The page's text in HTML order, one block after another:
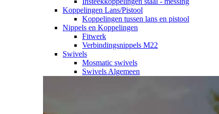
Koppelingen Lans/Pistool
Koppelingen tussen lans en pistool
Nippels en Koppelingen
Fitwerk
Verbindingsnippels M22
Swivels
Mosmatic swivels
Swivels Algemeen